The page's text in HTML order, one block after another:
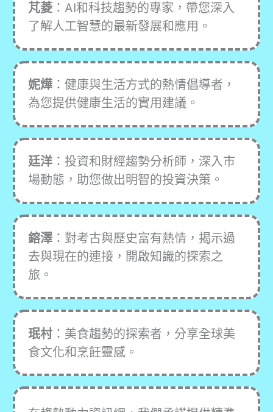
芃菱：AI和科技趨勢的專家，帶您深入
了解人工智慧的最新發展和應用。
妮燁：健康與生活方式的熱情倡導者，
為您提供健康生活的實用建議。
廷洋：投資和財經趨勢分析師，深入市
場動態，助您做出明智的投資決策。
鎔澤：對考古與歷史富有熱情，揭示過
去與現在的連接，開啟知識的探索之
旅。
珉村：美食趨勢的探索者，分享全球美
食文化和烹飪靈感。